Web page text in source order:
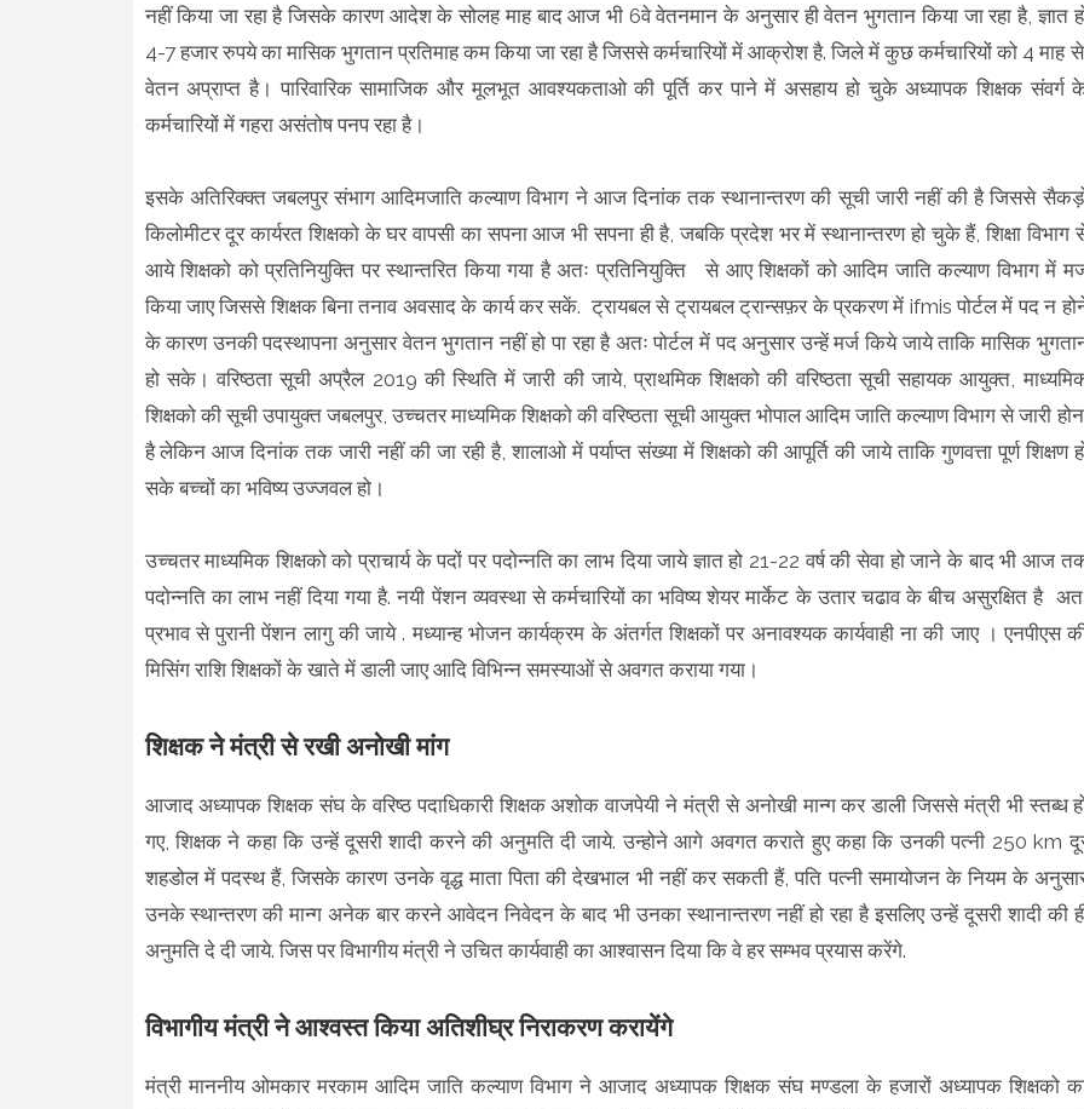
नहीं किया जा रहा है जिसके कारण आदेश के सोलह माह बाद आज भी 6वे वेतनमान के अनुसार ही वेतन भुगतान किया जा रहा है, ज्ञात
4-7 हजार रुपये का मासिक भुगतान प्रतिमाह कम किया जा रहा है जिससे कर्मचारियों में आक्रोश है. जिले में कुछ कर्मचारियों को 4 माह
वेतन अप्राप्त है। पारिवारिक सामाजिक और मूलभूत आवश्यकताओ की पूर्ति कर पाने में असहाय हो चुके अध्यापक शिक्षक संवर्ग
कर्मचारियों में गहरा असंतोष पनप रहा है।
इसके अतिरिक्क्त जबलपुर संभाग आदिमजाति कल्याण विभाग ने आज दिनांक तक स्थानान्तरण की सूची जारी नहीं की है जिससे
किलोमीटर दूर कार्यरत शिक्षको के घर वापसी का सपना आज भी सपना ही है, जबकि प्रदेश भर में स्थानान्तरण हो चुके हैं, शिक्षा विभाग
आये शिक्षको को प्रतिनियुक्ति पर स्थान्तरित किया गया है अतः प्रतिनियुक्ति से आए शिक्षकों को आदिम जाति कल्याण विभाग में
किया जाए जिससे शिक्षक बिना तनाव अवसाद के कार्य कर सकें. ट्रायबल से ट्रायबल ट्रान्सफ़र के प्रकरण में ifmis पोर्टल में पद न
के कारण उनकी पदस्थापना अनुसार वेतन भुगतान नहीं हो पा रहा है अतः पोर्टल में पद अनुसार उन्हें मर्ज किये जाये ताकि मासिक
हो सके। वरिष्ठता सूची अप्रैल 2019 की स्थिति में जारी की जाये, प्राथमिक शिक्षको की वरिष्ठता सूची सहायक आयुक्त,
शिक्षको की सूची उपायुक्त जबलपुर, उच्चतर माध्यमिक शिक्षको की वरिष्ठता सूची आयुक्त भोपाल आदिम जाति कल्याण विभाग से जारी
है लेकिन आज दिनांक तक जारी नहीं की जा रही है, शालाओ में पर्याप्त संख्या में शिक्षको की आपूर्ति की जाये ताकि गुणवत्ता पूर्ण शिक्षण
सके बच्चों का भविष्य उज्जवल हो।
उच्चतर माध्यमिक शिक्षको को प्राचार्य के पदों पर पदोन्नति का लाभ दिया जाये ज्ञात हो 21-22 वर्ष की सेवा हो जाने के बाद भी आज
पदोन्नति का लाभ नहीं दिया गया है. नयी पेंशन व्यवस्था से कर्मचारियों का भविष्य शेयर मार्केट के उतार चढाव के बीच असुरक्षित है
प्रभाव से पुरानी पेंशन लागु की जाये . मध्यान्ह भोजन कार्यक्रम के अंतर्गत शिक्षकों पर अनावश्यक कार्यवाही ना की जाए । एनपीएस
मिसिंग राशि शिक्षकों के खाते में डाली जाए आदि विभिन्न समस्याओं से अवगत कराया गया।
शिक्षक ने मंत्री से रखी अनोखी मांग
आजाद अध्यापक शिक्षक संघ के वरिष्ठ पदाधिकारी शिक्षक अशोक वाजपेयी ने मंत्री से अनोखी मान्ग कर डाली जिससे मंत्री भी स्तब्ध
गए, शिक्षक ने कहा कि उन्हें दूसरी शादी करने की अनुमति दी जाये. उन्होने आगे अवगत कराते हुए कहा कि उनकी पत्नी 250 km
शहडोल में पदस्थ हैं, जिसके कारण उनके वृद्ध माता पिता की देखभाल भी नहीं कर सकती हैं, पति पत्नी समायोजन के नियम के
उनके स्थान्तरण की मान्ग अनेक बार करने आवेदन निवेदन के बाद भी उनका स्थानान्तरण नहीं हो रहा है इसलिए उन्हें दूसरी शादी की
अनुमति दे दी जाये. जिस पर विभागीय मंत्री ने उचित कार्यवाही का आश्वासन दिया कि वे हर सम्भव प्रयास करेंगे.
विभागीय मंत्री ने आश्वस्त किया अतिशीघ्र निराकरण करायेंगे
मंत्री माननीय ओमकार मरकाम आदिम जाति कल्याण विभाग ने आजाद अध्यापक शिक्षक संघ मण्डला के हजारों अध्यापक शिक्षको